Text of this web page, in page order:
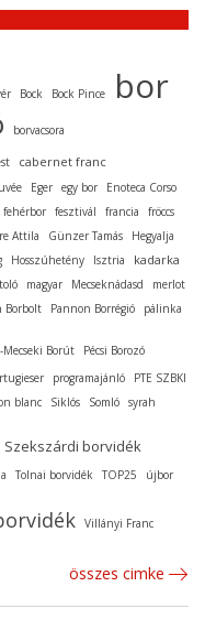
Bock Bock Pince bor
borvacsora
cabernet franc
Eger egy bor
Enoteca Corso
fehérbor fesztivál francia
fröccs
Attila Günzer Tamás
Hegyalja
Hosszúhetény Isztria kadarka
magyar Mecseknádasd
merlot
Borbolt Pannon Borrégió pálinka
Mecseki Borút Pécsi Borozó
programajánló
PTE SZBKI
blanc Siklós Somló syrah
Szekszárdi borvidék
Tolnai borvidék TOP25 újbor
Villányi Franc
összes cimke